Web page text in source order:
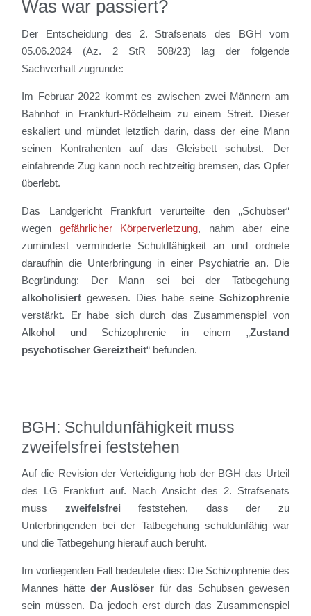
Was war passiert?
Der Entscheidung des 2. Strafsenats des BGH vom
05.06.2024 (Az. 2 StR 508/23) lag der folgende
Sachverhalt zugrunde:
Im Februar 2022 kommt es zwischen zwei Männern am
Bahnhof in Frankfurt-Rödelheim zu einem Streit. Dieser
eskaliert und mündet letztlich darin, dass der eine Mann
seinen Kontrahenten auf das Gleisbett schubst. Der
einfahrende Zug kann noch rechtzeitig bremsen, das Opfer
überlebt.
Das Landgericht Frankfurt verurteilte den „Schubser“
wegen gefährlicher Körperverletzung, nahm aber eine
zumindest verminderte Schuldfähigkeit an und ordnete
daraufhin die Unterbringung in einer Psychiatrie an. Die
Begründung: Der Mann sei bei der Tatbegehung
alkoholisiert gewesen. Dies habe seine Schizophrenie
verstärkt. Er habe sich durch das Zusammenspiel von
Alkohol und Schizophrenie in einem „Zustand
psychotischer Gereiztheit“ befunden.
BGH: Schuldunfähigkeit muss
zweifelsfrei feststehen
Auf die Revision der Verteidigung hob der BGH das Urteil
des LG Frankfurt auf. Nach Ansicht des 2. Strafsenats
muss zweifelsfrei feststehen, dass der zu
Unterbringenden bei der Tatbegehung schuldunfähig war
und die Tatbegehung hierauf auch beruht.
Im vorliegenden Fall bedeutete dies: Die Schizophrenie des
Mannes hätteder Auslöser für das Schubsen gewesen
sein müssen. Da jedoch erst durch das Zusammenspiel